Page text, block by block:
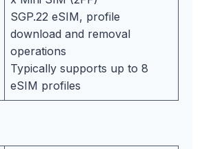
SGP.22 eSIM, profile
download and removal
operations
Typically supports up to 8
eSIM profiles